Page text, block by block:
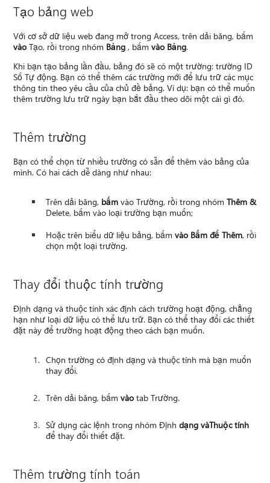
Tạo bảng web
Với cơ sở dữ liệu web đang mở trong Access, trên dải băng, bấm
vào Tạo, rồi trong nhóm Bảng , bấmvào Bảng.
Khi bạn tạo bảng lần đầu, bảng đó sẽ có một trường: trường ID
Số Tự động. Bạn có thể thêm các trường mới để lưu trữ các mục
thông tin theo yêu cầu của chủ đề bảng. Ví dụ: bạn có thể muốn
thêm trường lưu trữ ngày bạn bắt đầu theo dõi một cái gì đó.
Thêm trường
Bạn có thể chọn từ nhiều trường có sẵn để thêm vào bảng của
mình. Có hai cách dễ dàng như nhau:
Trên dải băng, bấm vào Trường, rồi trong nhómThêm &
Delete, bấm vào loại trường bạn muốn;
Hoặc trên biểu dữ liệu bảng, bấmvào Bấm để Thêm, rồi
chọn một loại trường.
Thay đổi thuộc tính trường
Định dạng và thuộc tính xác định cách trường hoạt động, chẳng
hạn như loại dữ liệu có thể lưu trữ. Bạn có thể thay đổi các thiết
đặt này để trường hoạt động theo cách bạn muốn.
Chọn trường có định dạng và thuộc tính mà bạn muốn
thay đổi.
Trên dải băng, bấmvào tab Trường.
Sử dụng các lệnh trong nhóm Địnhdạng vàThuộc tính
để thay đổi thiết đặt.
Thêm trường tính toán